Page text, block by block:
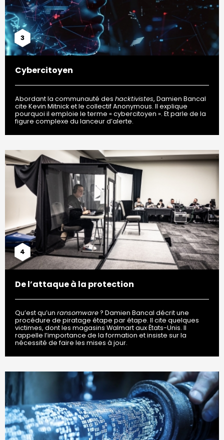
3
Cybercitoyen
Abordant la communauté des hacktivistes, Damien Bancal
cite Kevin Mitnick et le collectif Anonymous. Il explique
pourquoi il emploie le terme « cybercitoyen ». Et parle de la
figure complexe du lanceur d’alerte.
4
De l’attaque à la protection
Qu’est qu’un ransomware ? Damien Bancal décrit une
procédure de piratage étape par étape. Il cite quelques
victimes, dont les magasins Walmart aux États-Unis. Il
rappelle l’importance de la formation et insiste sur la
nécessité de faire les mises à jour.